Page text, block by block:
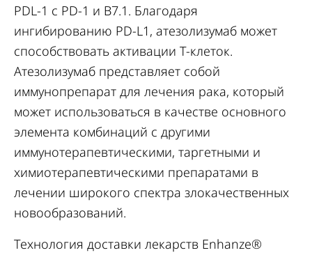
PDL-1 с PD-1 и B7.1. Благодаря
ингибированию PD-L1, атезолизумаб может
способствовать активации T-клеток.
Атезолизумаб представляет собой
иммунопрепарат для лечения рака, который
может использоваться в качестве основного
элемента комбинаций с другими
иммунотерапевтическими, таргетными и
химиотерапевтическими препаратами в
лечении широкого спектра злокачественных
новообразований.
Технология доставки лекарств Enhanze®